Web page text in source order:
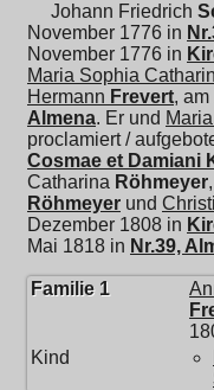
Johann Friedrich
November 1776 in
November 1776 in
Maria Sophia
Hermann Frevert,
Almena. Er und
proclamiert /
Cosmae et Damiani
Catharina Röhmeyer
Röhmeyer und
Dezember 1808 in
Mai 1818 in Nr.39,
Familie 1
Kind